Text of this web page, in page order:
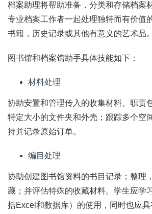
档案助理将帮助准备，分类和存储档案
专业档案工作者一起处理独特而有价值
书籍，历史记录或其他有意义的艺术品。
图书馆和档案馆助手具体技能如下：
材料处理
协助安置和管理传入的收集材料。职责
特定大小的文件夹和外壳；跟踪多个空
持并记录原始订单。
编目处理
协助创建图书馆资料的书目记录；整理
藏；并评估特殊的收藏材料。学生应学
括Excel和数据库）的使用，同时也应